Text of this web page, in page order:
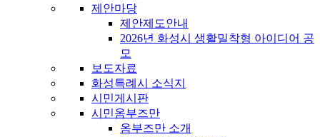
제안마당
제안제도안내
2026년 화성시 생활밀착형 아이디어 공
모
보도자료
화성특례시 소식지
시민게시판
시민옴부즈만
옴부즈만 소개